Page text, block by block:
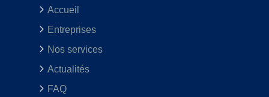
Accueil
Entreprises
Nos services
Actualités
FAQ